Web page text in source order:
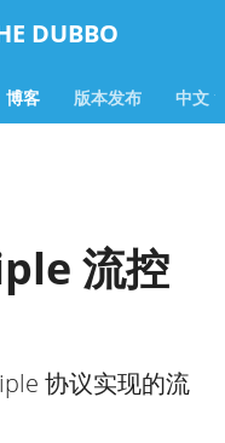
DUBBO
博客 版本发布 中文
流控
协议实现的流